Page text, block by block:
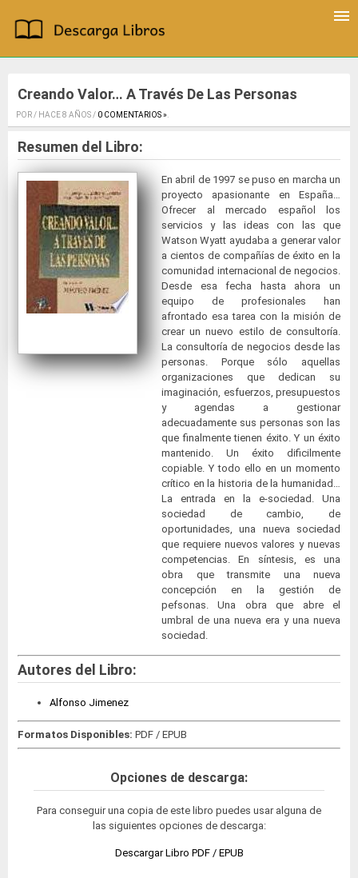
Creando Valor… A Través De Las Personas
POR / HACE 8 AÑOS / 0 COMENTARIOS ».
Resumen del Libro:
En abril de 1997 se puso en marcha un
proyecto apasionante en España…
Ofrecer al mercado español los
servicios y las ideas con las que
Watson Wyatt ayudaba a generar valor
a cientos de compañías de éxito en la
comunidad internacional de negocios.
Desde esa fecha hasta ahora un
equipo de profesionales han
afrontado esa tarea con la misión de
crear un nuevo estilo de consultoría.
La consultoría de negocios desde las
personas. Porque sólo aquellas
organizaciones que dedican su
imaginación, esfuerzos, presupuestos
y agendas a gestionar
adecuadamente sus personas son las
que finalmente tienen éxito. Y un éxito
mantenido. Un éxito dificilmente
copiable. Y todo ello en un momento
crítico en la historia de la humanidad…
La entrada en la e-sociedad. Una
sociedad de cambio, de
oportunidades, una nueva sociedad
que requiere nuevos valores y nuevas
competencias. En síntesis, es una
obra que transmite una nueva
concepción en la gestión de
pefsonas. Una obra que abre el
umbral de una nueva era y una nueva
sociedad.
Autores del Libro:
Alfonso Jimenez
Formatos Disponibles: PDF / EPUB
Opciones de descarga:
Para conseguir una copia de este libro puedes usar alguna de
las siguientes opciones de descarga:
Descargar Libro PDF / EPUB